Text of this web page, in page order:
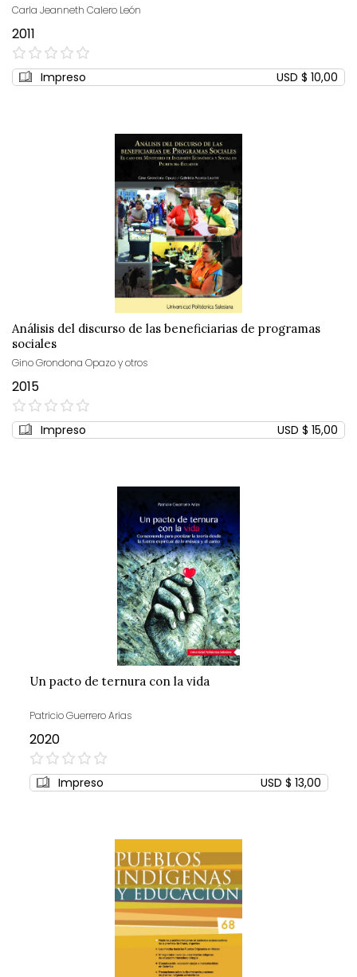
Carla Jeanneth Calero León
2011
0%
Impreso USD $ 10,00
Análisis del discurso de las beneficiarias de programas
sociales
Gino Grondona Opazo y otros
2015
0%
Impreso USD $ 15,00
Un pacto de ternura con la vida
Patricio Guerrero Arias
2020
0%
Impreso USD $ 13,00